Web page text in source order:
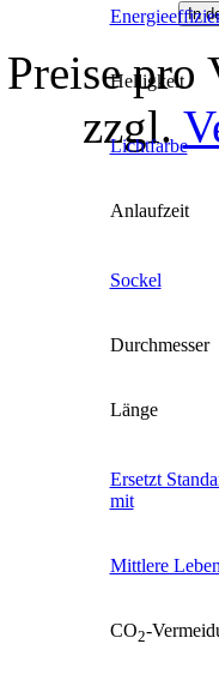
Preise
zzgl.
Helligkeit
Lichtfarbe
Anlaufzeit
Sockel
Durchmesser
Länge
Ersetzt
mit
Mittlere
CO2-